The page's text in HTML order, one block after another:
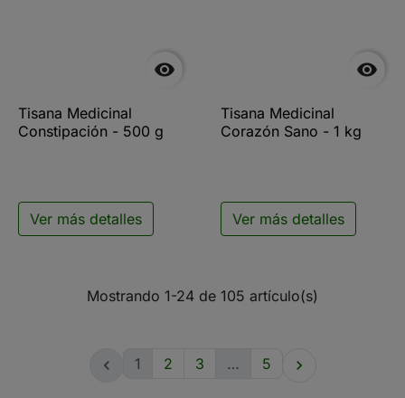

Tisana Medicinal
Constipación - 500 g
Ver más detalles

Tisana Medicinal
Corazón Sano - 1 kg
Ver más detalles
Mostrando 1-24 de 105 artículo(s)
 1 2 3 … 5 